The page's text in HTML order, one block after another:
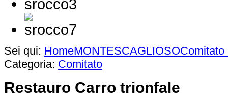
Sei qui: HomeMONTESCAGLIOSOComitato
Categoria: Comitato
Restauro Carro trionfale